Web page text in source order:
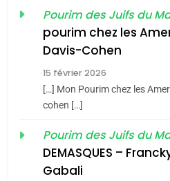
Maroc
du
Oeil
De
Pourim des Juifs du
pourim chez les
Davis-Cohen
15 février 2026
[…] Mon Pourim chez les
cohen […]
Pourim des Juifs du
DEMASQUES –
Gabali